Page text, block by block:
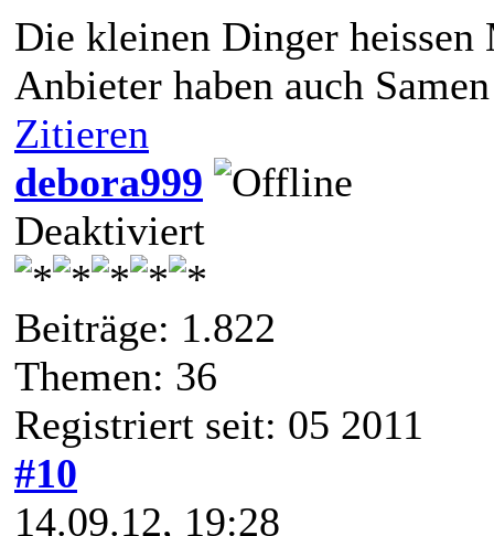
Die kleinen Dinger
Anbieter haben auch
Zitieren
debora999
Deaktiviert
Beiträge: 1.822
Themen: 36
Registriert seit: 05 2011
#10
14.09.12, 19:28